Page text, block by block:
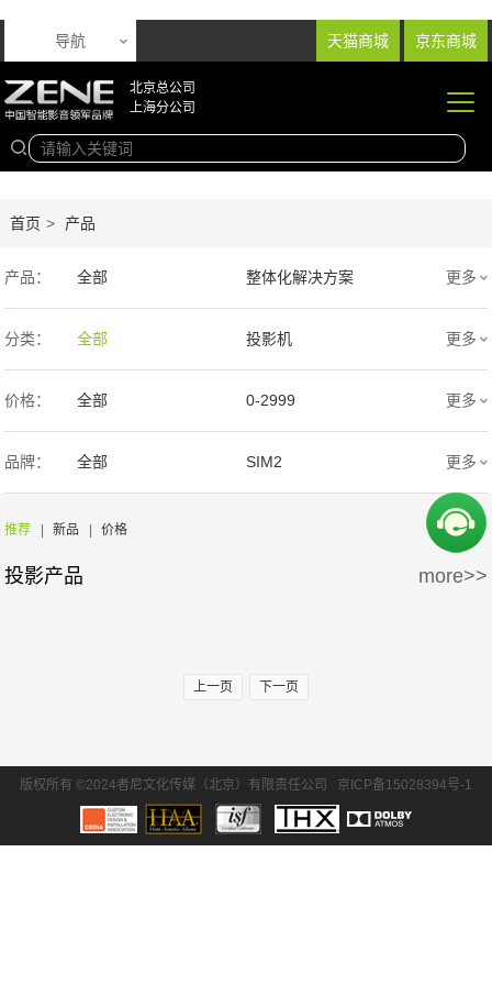
天猫商城 京东商城
导航
北京总公司
上海分公司
首页 > 产品
产品： 全部 整体化解决方案
音响产品 投影产品
专业扩声音箱 幕布产品
声学产品 智能产品
周边产品
更多
分类： 全部 投影机 更多
价格： 全部 0-2999
3000-9999 1万-5万
5万-15万
30万-50万
更多
品牌： 全部 SIM2
SONY/索尼
BENQ/明基
更多
推荐 | 新品 | 价格
投影产品 more>>
上一页 下一页
版权所有 ©2024者尼文化传媒（北京）有限责任公司 京ICP备15028394号-1